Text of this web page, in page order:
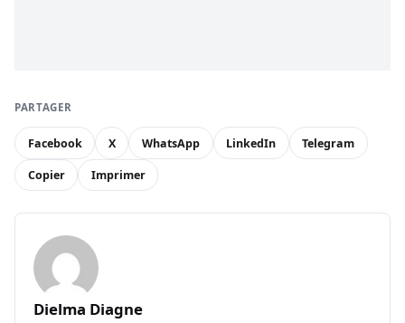
PARTAGER
Facebook X WhatsApp LinkedIn Telegram
Copier Imprimer
Dielma Diagne